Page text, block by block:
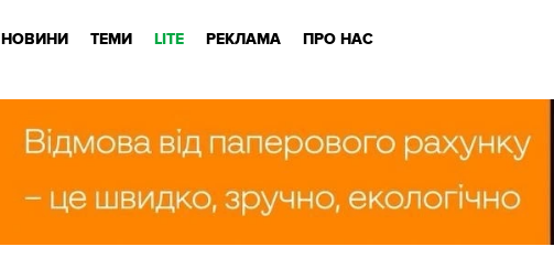
НОВИНИ ТЕМИ LITE РЕКЛАМА ПРО НАС